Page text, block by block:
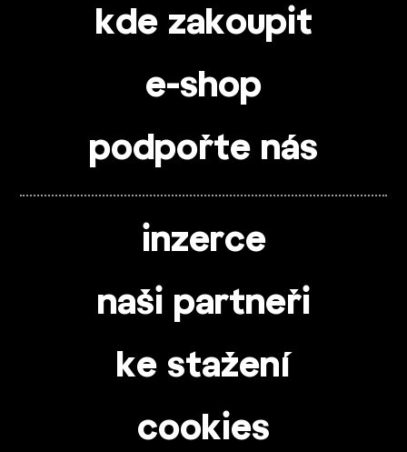
kde zakoupit
e-shop
podpořte nás
inzerce
naši partneři
ke stažení
cookies